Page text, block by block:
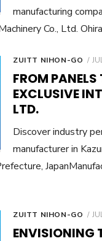
manufacturing
Co., Ltd.
ZUITT NIHON-GO
FROM PANELS
EXCLUSIVE
LTD.
Discover industry
manufacturer in
ZUITT NIHON-GO
ENVISIONING